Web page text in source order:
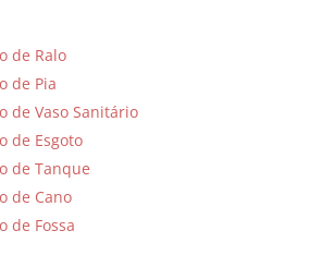
de Ralo
de Pia
de Vaso Sanitário
de Esgoto
de Tanque
de Cano
de Fossa